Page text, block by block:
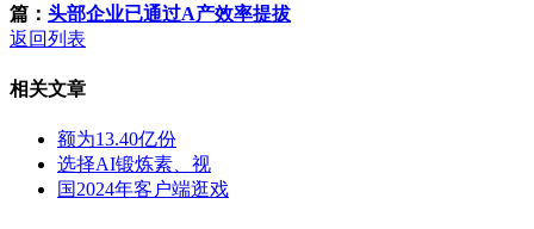
篇： 头部企业已通过A产效率提拔
返回列表
相关文章
额为13.40亿份
选择AI锻炼素、视
国2024年客户端逛戏